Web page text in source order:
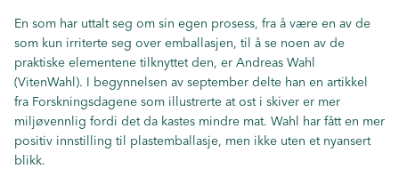
En som har uttalt seg om sin egen prosess, fra å være en av de
som kun irriterte seg over emballasjen, til å se noen av de
praktiske elementene tilknyttet den, er Andreas Wahl
(VitenWahl). I begynnelsen av september delte han en artikkel
fra Forskningsdagene som illustrerte at ost i skiver er mer
miljøvennlig fordi det da kastes mindre mat. Wahl har fått en mer
positiv innstilling til plastemballasje, men ikke uten et nyansert
blikk.